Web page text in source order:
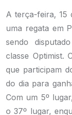
A terça-feira, 15
uma regata em
sendo
classe Optimist.
que participam
do dia para
Com um 5º
o 37º lugar,